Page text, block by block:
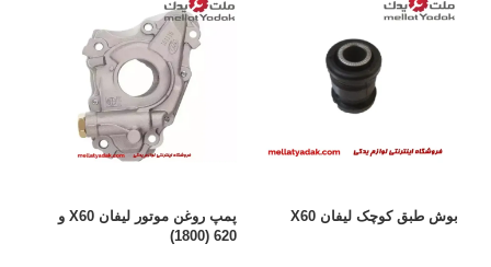
بوش طبق کوچک لیفان X60
پمپ روغن موتور لیفان X60 و
620 (1800)